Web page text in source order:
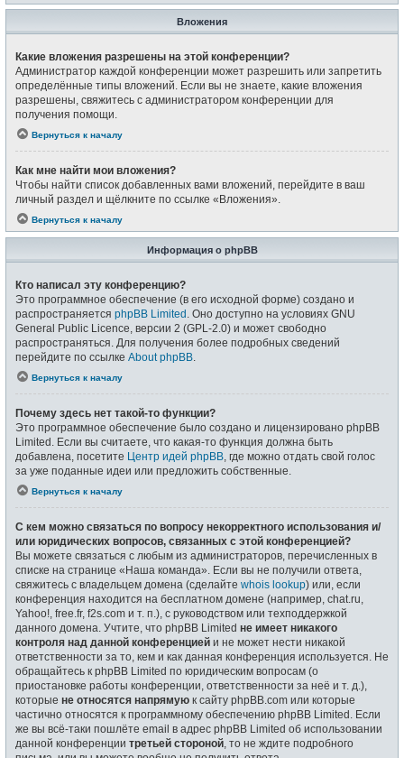
Вложения
Какие вложения разрешены на этой конференции?
Администратор каждой конференции может разрешить или запретить
определённые типы вложений. Если вы не знаете, какие вложения
разрешены, свяжитесь с администратором конференции для
получения помощи.
Вернуться к началу
Как мне найти мои вложения?
Чтобы найти список добавленных вами вложений, перейдите в ваш
личный раздел и щёлкните по ссылке «Вложения».
Вернуться к началу
Информация о phpBB
Кто написал эту конференцию?
Это программное обеспечение (в его исходной форме) создано и
распространяется phpBB Limited . Оно доступно на условиях GNU
General Public Licence, версии 2 (GPL-2.0) и может свободно
распространяться. Для получения более подробных сведений
перейдите по ссылке About phpBB
Вернуться к началу
Почему здесь нет такой-то функции?
Это программное обеспечение было создано и лицензировано phpBB
Limited. Если вы считаете, что какая-то функция должна быть
добавлена, посетите Центр идей phpBB , где можно отдать свой голос
за уже поданные идеи или предложить собственные.
Вернуться к началу
С кем можно связаться по вопросу некорректного использования и/
или юридических вопросов, связанных с этой конференцией?
Вы можете связаться с любым из администраторов, перечисленных в
списке на странице «Наша команда». Если вы не получили ответа,
свяжитесь с владельцем домена (сделайте whois lookup) или, если
конференция находится на бесплатном домене (например, chat.ru,
Yahoo!, free.fr, f2s.com и т. п.), с руководством или техподдержкой
данного домена. Учтите, что phpBB Limited не имеет никакого
контроля над данной конференцией и не может нести никакой
ответственности за то, кем и как данная конференция используется. Не
обращайтесь к phpBB Limited по юридическим вопросам (о
приостановке работы конференции, ответственности за неё и т. д.),
которые не относятся напрямую к сайту phpBB.com или которые
частично относятся к программному обеспечению phpBB Limited. Если
же вы всё-таки пошлёте email в адрес phpBB Limited об использовании
данной конференции третьей стороной , то не ждите подробного